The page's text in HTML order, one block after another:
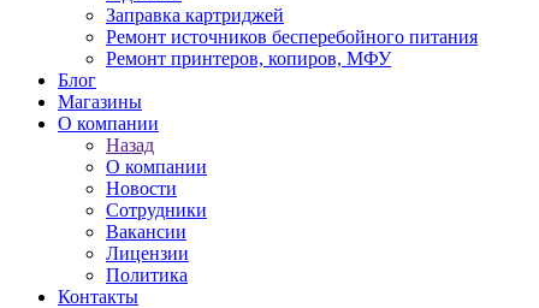
Заправка картриджей
Ремонт источников бесперебойного питания
Ремонт принтеров, копиров, МФУ
Блог
Магазины
О компании
Назад
О компании
Новости
Сотрудники
Вакансии
Лицензии
Политика
Контакты